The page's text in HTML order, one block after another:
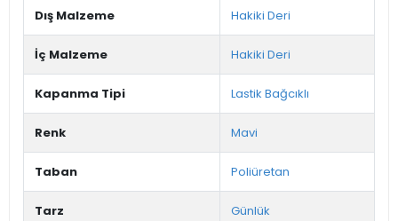
Dış Malzeme Hakiki Deri
İç Malzeme Hakiki Deri
Kapanma Tipi Lastik Bağcıklı
Renk Mavi
Taban Poliüretan
Tarz Günlük